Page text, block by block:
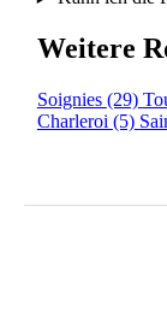
Weitere
Soignies (29)
Charleroi (5)